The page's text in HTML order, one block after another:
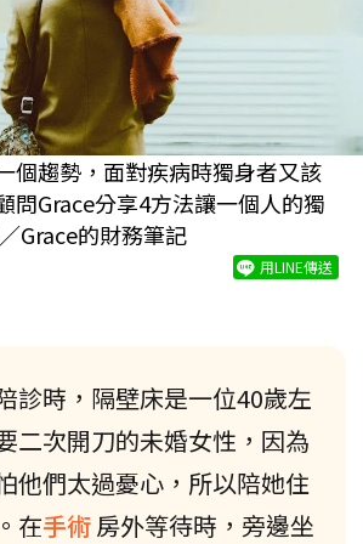
個趨勢，面對疾病時獨身者又該
問Grace分享4方法讓一個人的獨
Grace的財務筆記
用LINE傳送
診時，隔壁床是一位40歲左
二次開刀的未婚女性，因為
他們太過憂心，所以陪她住
在手術房外等待時，旁邊坐